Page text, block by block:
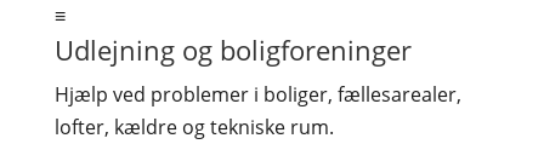
≡
Udlejning og boligforeninger
Hjælp ved problemer i boliger, fællesarealer,
lofter, kældre og tekniske rum.